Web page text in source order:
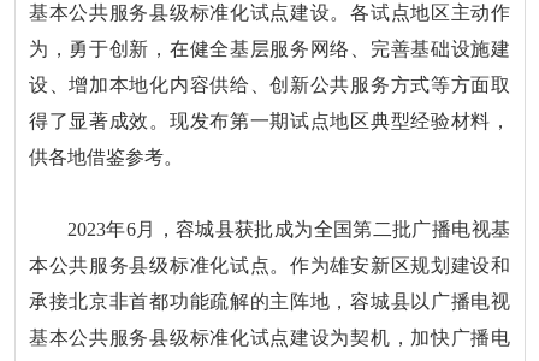
基本公共服务县级标准化试点建设。各试点地区主动作
为，勇于创新，在健全基层服务网络、完善基础设施建
设、增加本地化内容供给、创新公共服务方式等方面取
得了显著成效。现发布第一期试点地区典型经验材料，
供各地借鉴参考。
2023年6月，容城县获批成为全国第二批广播电视基
本公共服务县级标准化试点。作为雄安新区规划建设和
承接北京非首都功能疏解的主阵地，容城县以广播电视
基本公共服务县级标准化试点建设为契机，加快广播电